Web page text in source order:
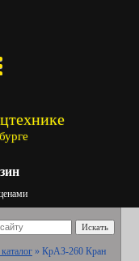
Искать
» КрАЗ-260 Кран